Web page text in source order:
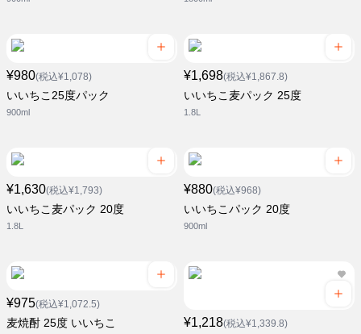
¥980(税込¥1,078)
いいちこ25度パック
900ml
¥1,698(税込¥1,867.8)
いいちこ麦パック 25度
1.8L
¥1,630(税込¥1,793)
いいちこ麦パック 20度
1.8L
¥880(税込¥968)
いいちこパック 20度
900ml
¥975(税込¥1,072.5)
麦焼酎 25度 いいちこ ¥1,218(税込¥1,339.8)